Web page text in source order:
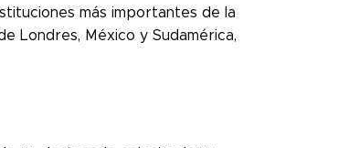
más importantes de la
Londres, México y Sudamérica,